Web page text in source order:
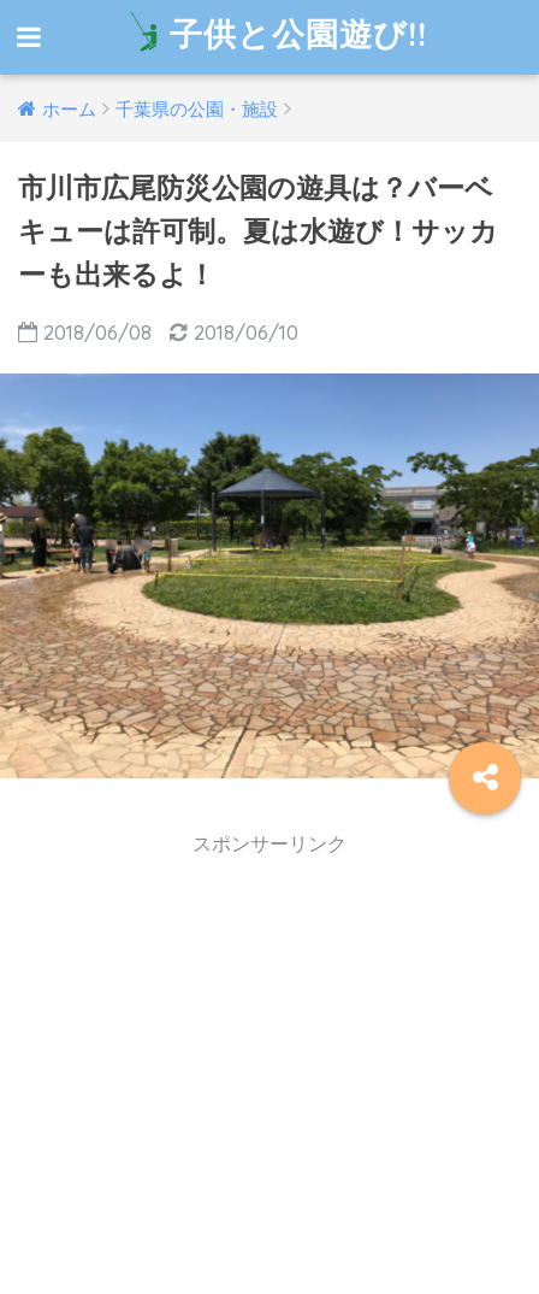
子供と公園遊び!!
ホーム 千葉県の公園・施設
市川市広尾防災公園の遊具は？バーベ
キューは許可制。夏は水遊び！サッカ
ーも出来るよ！
2018/06/08 2018/06/10
スポンサーリンク